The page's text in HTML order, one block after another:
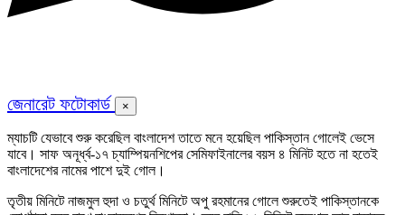
জেনারেট ফটোকার্ড ×
ম্যাচটি যেভাবে শুরু করেছিল বাংলাদেশ তাতে মনে হয়েছিল পাকিস্তান গোলেই ভেসে
যাবে। সাফ অনূর্ধ্ব-১৭ চ্যাম্পিয়নশিপের সেমিফাইনালের বয়স ৪ মিনিট হতে না হতেই
বাংলাদেশের নামের পাশে দুই গোল।
তৃতীয় মিনিটে নাজমুল হুদা ও চতুর্থ মিনিটে অপু রহমানের গোলে শুরুতেই পাকিস্তানকে